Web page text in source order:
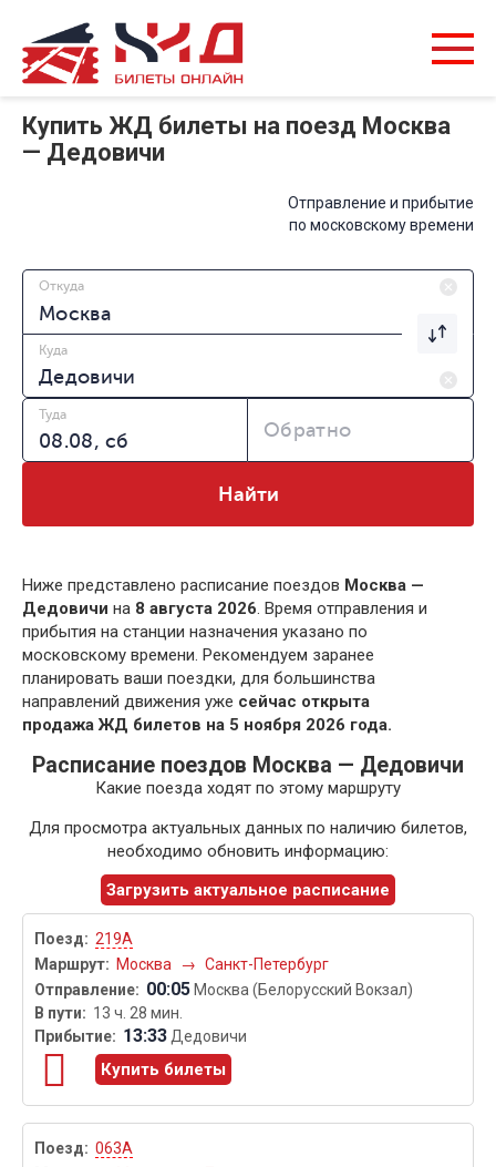
Купить ЖД билеты на поезд Москва
— Дедовичи
Отправление и прибытие
по московскому времени
Откуда
Куда
Туда
Обратно
Найти
Ниже представлено расписание поездов Москва —
Дедовичи на 8 августа 2026. Время отправления и
прибытия на станции назначения указано по
московскому времени. Рекомендуем заранее
планировать ваши поездки, для большинства
направлений движения уже сейчас открыта
продажа ЖД билетов на 5 ноября 2026 года.
Расписание поездов Москва — Дедовичи
Какие поезда ходят по этому маршруту
Для просмотра актуальных данных по наличию билетов,
необходимо обновить информацию:
Загрузить актуальное расписание
219А
Москва
→ Санкт-Петербург
00:05 Москва (Белорусский Вокзал)
13 ч. 28 мин.
13:33Дедовичи
Купить билеты
063А